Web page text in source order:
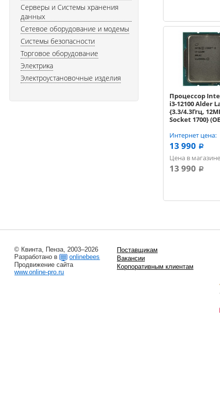
Процессор
i3-12100 Alder
{3.3/4.3Ггц,
Socket 1700}
Интернет цена:
13 990 a
Цена в
13 990 a
Серверы и Системы хранения
данных
Сетевое оборудование и модемы
Системы безопасности
Торговое оборудование
Электрика
Электроустановочные изделия
© Квинта, Пенза, 2003–2026
Разработано в
onlinebees
Продвижение сайта
www.online-pro.ru
Поставщикам
Вакансии
Корпоративным клиентам